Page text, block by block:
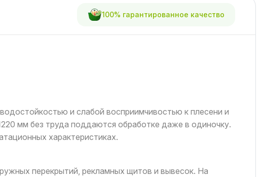
100% гарантированное качество
и слабой восприимчивостью к плесени и
мм без труда поддаются обработке даже в одиночку.
характеристиках.
перекрытий, рекламных щитов и вывесок. На